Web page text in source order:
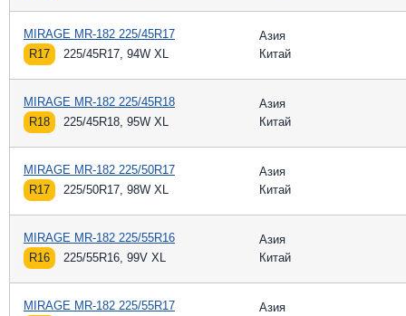
MIRAGE MR-182 225/45R17
R17
225/45R17, 94W XL
Азия
Китай
MIRAGE MR-182 225/45R18
R18
225/45R18, 95W XL
Азия
Китай
MIRAGE MR-182 225/50R17
R17
225/50R17, 98W XL
Азия
Китай
MIRAGE MR-182 225/55R16
R16
225/55R16, 99V XL
Азия
Китай
MIRAGE MR-182 225/55R17
Азия